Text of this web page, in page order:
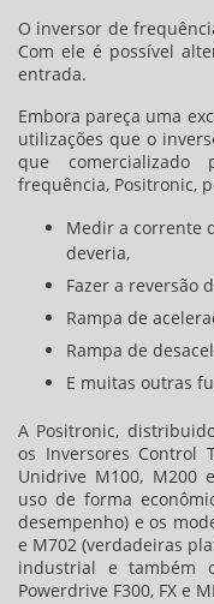
O inversor de
Com ele é possível
entrada.
Embora pareça uma
utilizações que o
que comercializado
frequência, Positronic,
Medir a corrente
deveria,
Fazer a reversão
Rampa de
Rampa de
E muitas outras
A Positronic,
os Inversores Control
Unidrive M100, M200
uso de forma
desempenho) e os
e M702 (verdadeiras
industrial e também
Powerdrive F300, FX e